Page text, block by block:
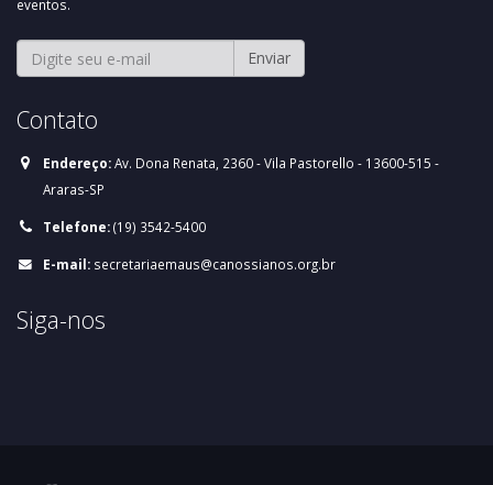
eventos.
Enviar
Contato
Endereço:Av. Dona Renata, 2360 - Vila Pastorello - 13600-515 -
Araras-SP
Telefone:(19) 3542-5400
E-mail: secretariaemaus@canossianos.org.br
Siga-nos